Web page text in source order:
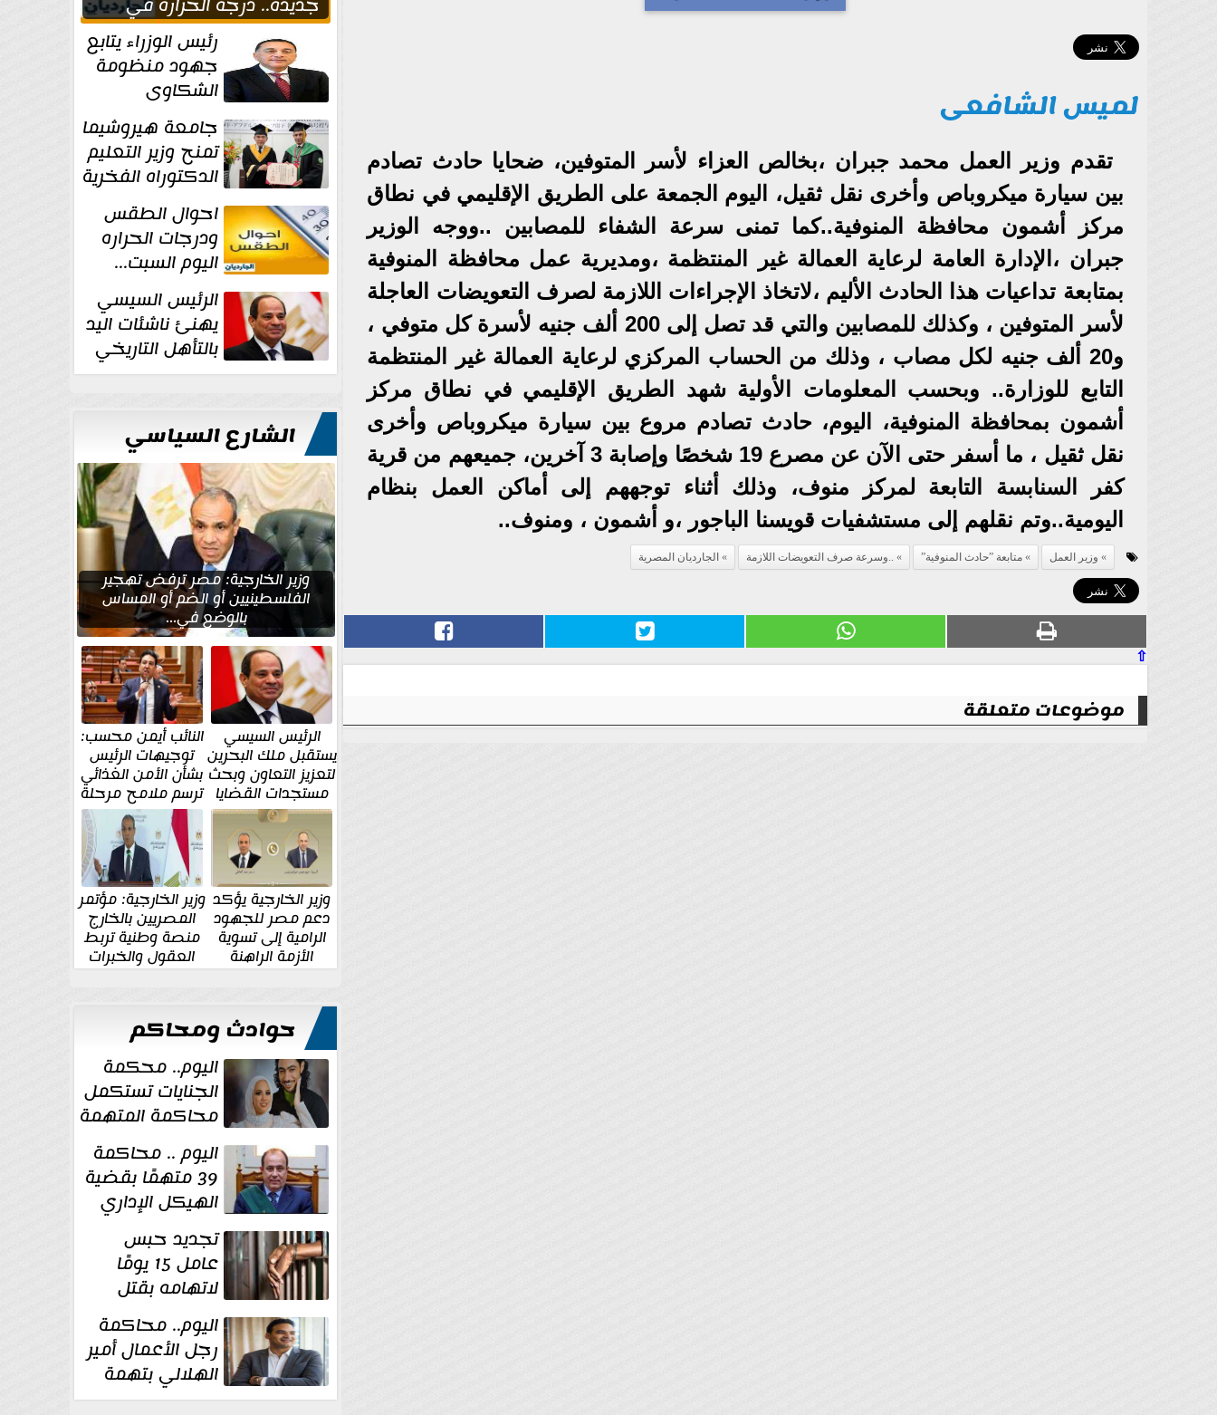
لميس الشافعى
تقدم وزير العمل محمد جبران ،بخالص العزاء لأسر المتوفين، ضحايا حادث تصادم
بين سيارة ميكروباص وأخرى نقل ثقيل، اليوم الجمعة على الطريق الإقليمي في نطاق
مركز أشمون محافظة المنوفية..كما تمنى سرعة الشفاء للمصابين ..ووجه الوزير
جبران ،الإدارة العامة لرعاية العمالة غير المنتظمة ،ومديرية عمل محافظة المنوفية
بمتابعة تداعيات هذا الحادث الأليم ،لاتخاذ الإجراءات اللازمة لصرف التعويضات العاجلة
لأسر المتوفين ، وكذلك للمصابين والتي قد تصل إلى 200 ألف جنيه لأسرة كل متوفي ،
و20 ألف جنيه لكل مصاب ، وذلك من الحساب المركزي لرعاية العمالة غير المنتظمة
التابع للوزارة.. وبحسب المعلومات الأولية شهد الطريق الإقليمي في نطاق مركز
أشمون بمحافظة المنوفية، اليوم، حادث تصادم مروع بين سيارة ميكروباص وأخرى
نقل ثقيل ، ما أسفر حتى الآن عن مصرع 19 شخصًا وإصابة 3 آخرين، جميعهم من قرية
كفر السنابسة التابعة لمركز منوف، وذلك أثناء توجههم إلى أماكن العمل بنظام
اليومية..وتم نقلهم إلى مستشفيات قويسنا الباجور ،و أشمون ، ومنوف..
وزير العمل متابعة ”حادث المنوفية” ..وسرعة صرف التعويضات اللازمة الجارديان المصرية
⇧
موضوعات متعلقة
القاهره 39 رئيس الوزراء يتابع
جهود منظومة
الشكاوى
الحكومية خلال
يوليو الماضي جامعة هيروشيما
تمنح وزير التعليم
الدكتوراه الفخرية
تقديرا لما حققه
احوال الطقس
ودرجات الحراره
اليوم السبت...
العظمى في
القاهره 36 درجة الرئيس السيسي
يهنئ ناشئات اليد
بالتأهل التاريخي
إلى نصف نهائي
الشارع السياسي
وزير الخارجية: مصر ترفض تهجير
الفلسطينيين أو الضم أو المساس
بالوضع في...
الرئيس السيسي
يستقبل ملك البحرين
لتعزيز التعاون وبحث
مستجدات القضايا
الإقليمية والدولية
النائب أيمن محسب:
توجيهات الرئيس
بشأن الأمن الغذائي
ترسم ملامح مرحلة
جديدة
وزير الخارجية يؤكد
دعم مصر للجهود
الرامية إلى تسوية
الأزمة الراهنة
وزير الخارجية: مؤتمر
المصريين بالخارج
منصة وطنية تربط
العقول والخبرات
المصرية بالدولة
حوادث ومحاكم
اليوم.. محكمة
الجنايات تستكمل
محاكمة المتهمة
بقتل عروس
بورسعيد اليوم .. محاكمة
39 متهمًا بقضية
الهيكل الإداري
للإخوان
تجديد حبس
عامل 15 يومًا
لاتهامه بقتل
زوجته طعنًا
داخل مسكنهما بشبرا...
اليوم.. محاكمة
رجل الأعمال أمير
الهلالي بتهمة
غسل الأموال